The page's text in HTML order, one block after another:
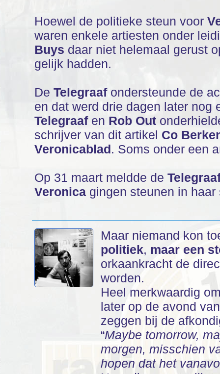
Hoewel de politieke steun voor
waren enkele artiesten onder
Buys daar niet helemaal gerust
gelijk hadden.
De Telegraafondersteunde de
en dat werd drie dagen later nog
Telegraafen Rob Out
schrijver van dit artikel Co
Veronicablad. Soms onder een
Op 31 maart meldde de
Veronica gingen steunen in
Maar niemand kon
politiek, maar een
orkaankracht de
worden.
Heel merkwaardig
later op de avond
zeggen bij de
“Maybe tomorrow,
morgen, misschien
hopen dat het